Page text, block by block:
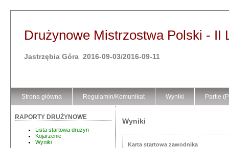
Drużynowe Mistrzostwa Polski - II
Jastrzębia Góra 2016-09-03/2016-09-11
Strona główna Regulamin/Komunikat Wyniki Partie
RAPORTY DRUŻYNOWE
Lista startowa drużyn
Kojarzenie
Wyniki
Wyniki
Karta startowa zawodnika